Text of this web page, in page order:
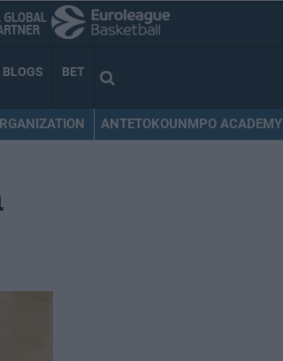
BLOGS BET
ANTETOKOUNMPO ACADEMY